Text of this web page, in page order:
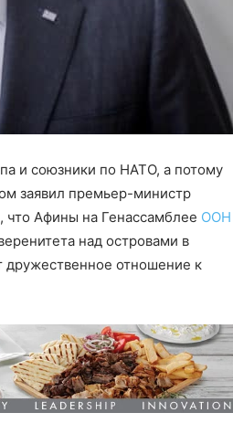
и союзники по НАТО, а потому
заявил премьер-министр
Афины на Генассамблее ООН
над островами в
дружественное отношение к